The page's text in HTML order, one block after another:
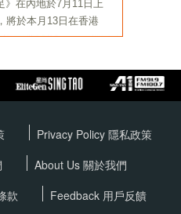
Privacy Policy 隱私政策
About Us 關於我們
款 Feedback 用戶反饋